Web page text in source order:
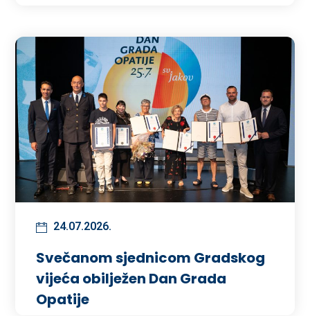
24.07.2026.
Svečanom sjednicom Gradskog
vijeća obilježen Dan Grada
Opatije